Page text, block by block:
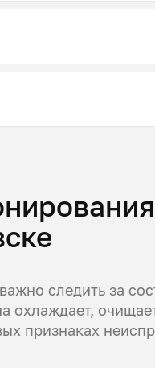
следить за
охлаждает,
признаках